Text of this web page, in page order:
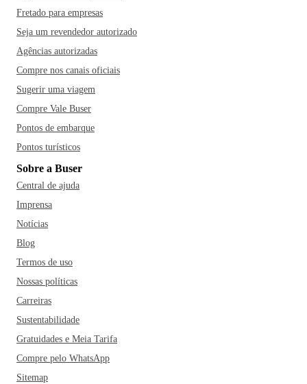
Fretado para empresas
Seja um revendedor autorizado
Agências autorizadas
Compre nos canais oficiais
Sugerir uma viagem
Compre Vale Buser
Pontos de embarque
Pontos turísticos
Sobre a Buser
Central de ajuda
Imprensa
Notícias
Blog
Termos de uso
Nossas políticas
Carreiras
Sustentabilidade
Gratuidades e Meia Tarifa
Compre pelo WhatsApp
Sitemap